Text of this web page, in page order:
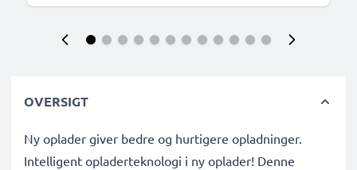
OVERSIGT
Ny oplader giver bedre og hurtigere opladninger.
Intelligent opladerteknologi i ny oplader! Denne